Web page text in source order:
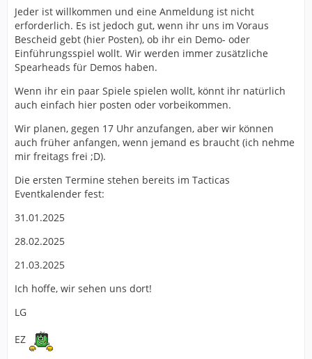
Jeder ist willkommen und eine Anmeldung ist nicht
erforderlich. Es ist jedoch gut, wenn ihr uns im Voraus
Bescheid gebt (hier Posten), ob ihr ein Demo- oder
Einführungsspiel wollt. Wir werden immer zusätzliche
Spearheads für Demos haben.
Wenn ihr ein paar Spiele spielen wollt, könnt ihr natürlich
auch einfach hier posten oder vorbeikommen.
Wir planen, gegen 17 Uhr anzufangen, aber wir können
auch früher anfangen, wenn jemand es braucht (ich nehme
mir freitags frei ;D).
Die ersten Termine stehen bereits im Tacticas
Eventkalender fest:
31.01.2025
28.02.2025
21.03.2025
Ich hoffe, wir sehen uns dort!
LG
EZ